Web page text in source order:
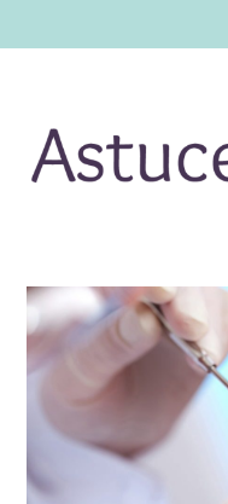
TABAC
NUTRITION
MÉDECINE
MÉDECINE DOUCE